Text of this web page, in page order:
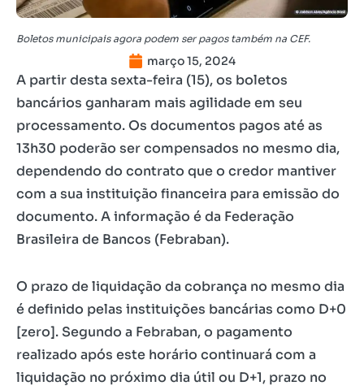
Boletos municipais agora podem ser pagos também na CEF.
março 15, 2024
A partir desta sexta-feira (15), os boletos
bancários ganharam mais agilidade em seu
processamento. Os documentos pagos até as
13h30 poderão ser compensados no mesmo dia,
dependendo do contrato que o credor mantiver
com a sua instituição financeira para emissão do
documento. A informação é da Federação
Brasileira de Bancos (Febraban).
O prazo de liquidação da cobrança no mesmo dia
é definido pelas instituições bancárias como D+0
[zero]. Segundo a Febraban, o pagamento
realizado após este horário continuará com a
liquidação no próximo dia útil ou D+1, prazo no